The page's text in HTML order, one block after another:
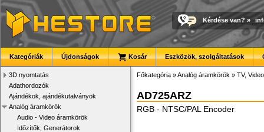
Kérdése van? »
Kategóriák Újdonságok Kosár Eszközök, szolgáltatások
3D nyomtatás
Adathordozók
Ajándékok, ajándékutalványok
Analóg áramkörök
Audio - Video áramkörök
Időzítők, Generátorok
Főkategória »Analóg áramkörök » TV,
AD725ARZ
RGB - NTSC/PAL Encoder